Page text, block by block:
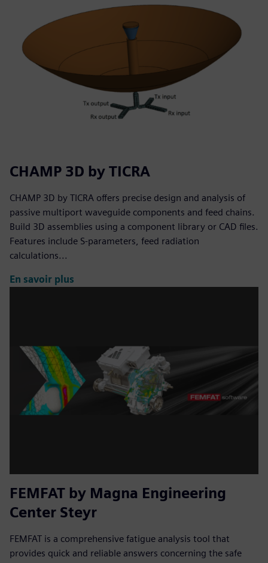
CHAMP 3D by TICRA
CHAMP 3D by TICRA offers precise design and analysis of
passive multiport waveguide components and feed chains.
Build 3D assemblies using a component library or CAD files.
Features include S-parameters, feed radiation
calculations...
En savoir plus
FEMFAT by Magna Engineering
Center Steyr
FEMFAT is a comprehensive fatigue analysis tool that
provides quick and reliable answers concerning the safe